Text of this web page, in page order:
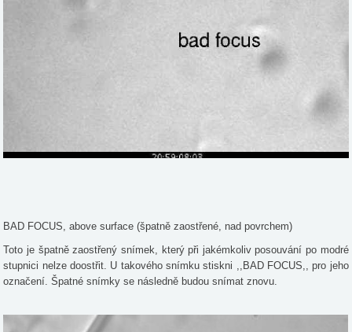
BAD FOCUS, above surface (špatně zaostřené, nad povrchem)
Toto je špatně zaostřený snímek, který při jakémkoliv posouvání po modré
stupnici nelze doostřit. U takového snímku stiskni ,,BAD FOCUS,, pro jeho
označení. Špatné snímky se následně budou snímat znovu.